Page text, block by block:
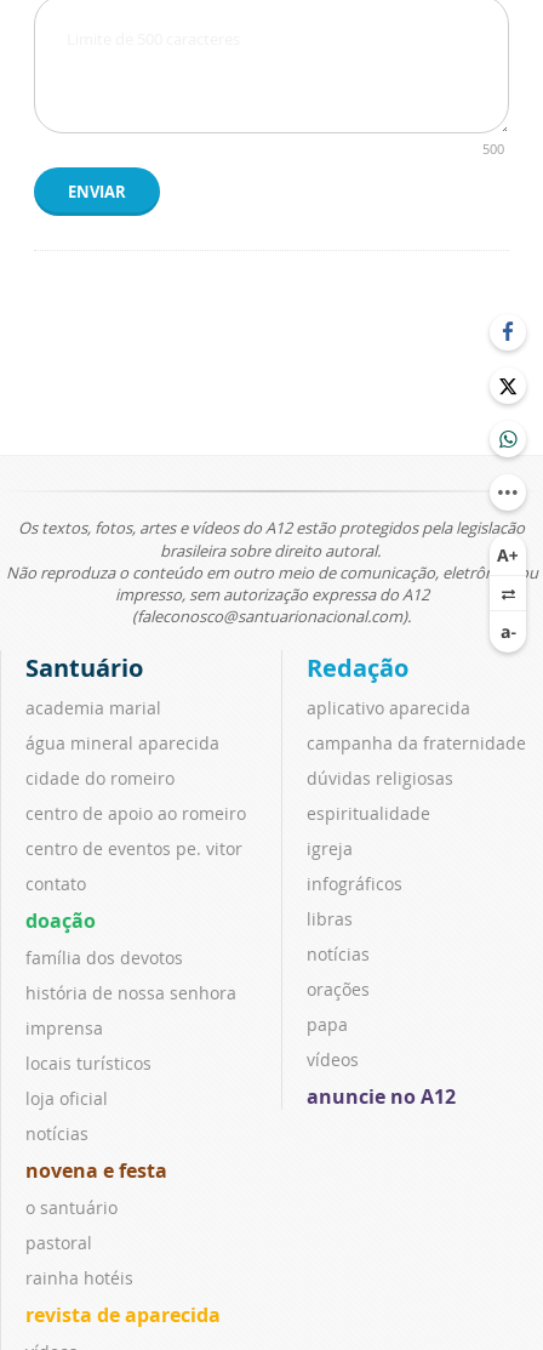
500
ENVIAR
Os textos, fotos, artes e vídeos do A12 estão protegidos pela legislação
brasileira sobre direito autoral.
Não reproduza o conteúdo em outro meio de comunicação, eletrônico ou
impresso, sem autorização expressa do A12
(faleconosco@santuarionacional.com).
Santuário
academia marial
água mineral aparecida
cidade do romeiro
centro de apoio ao romeiro
centro de eventos pe. vitor
contato
doação
família dos devotos
história de nossa senhora
imprensa
locais turísticos
loja oficial
notícias
novena e festa
o santuário
pastoral
rainha hotéis
revista de aparecida
Redação
aplicativo aparecida
campanha da fraternidade
dúvidas religiosas
espiritualidade
igreja
infográficos
libras
notícias
orações
papa
vídeos
anuncie no A12